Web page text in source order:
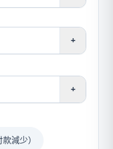
+
+
減少）